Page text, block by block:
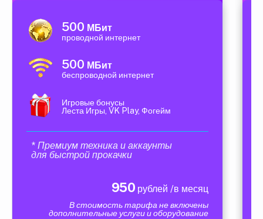
500 МБит
проводной интернет
500 МБит
беспроводной интернет
Игровые бонусы
Леста Игры, VK Play, Фогейм
* Премиум техника и аккаунты
для быстрой прокачки
950 рублей /в месяц
В стоимость тарифа не включены
дополнительные услуги и оборудование